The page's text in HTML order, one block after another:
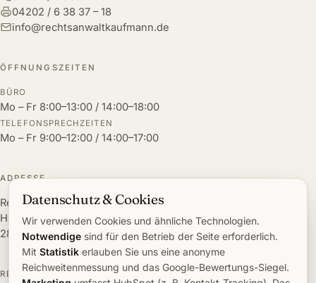
04202 / 6 38 37 – 18
info@rechtsanwaltkaufmann.de
ÖFFNUNGSZEITEN
BÜRO
Mo – Fr 8:00–13:00 / 14:00–18:00
TELEFONSPRECHZEITEN
Mo – Fr 9:00–12:00 / 14:00–17:00
ADRESSE
Rechtsanwalt Kaufmann
Heilbronnstraße 2
28832 Achim
RECHTSGEBIETE
Datenschutz & Cookies
Wir verwenden Cookies und ähnliche Technologien.
Notwendigesind für den Betrieb der Seite erforderlich.
Mit Statistikerlauben Sie uns eine anonyme
Reichweitenmessung und das Google-Bewertungs-Siegel.